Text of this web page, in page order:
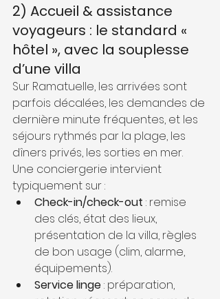
2) Accueil & assistance
voyageurs : le standard «
hôtel », avec la souplesse
d’une villa
Sur Ramatuelle, les arrivées sont
parfois décalées, les demandes de
dernière minute fréquentes, et les
séjours rythmés par la plage, les
dîners privés, les sorties en mer.
Une conciergerie intervient
typiquement sur :
Check-in/check-out : remise
des clés, état des lieux,
présentation de la villa, règles
de bon usage (clim, alarme,
équipements).
Service linge : préparation,